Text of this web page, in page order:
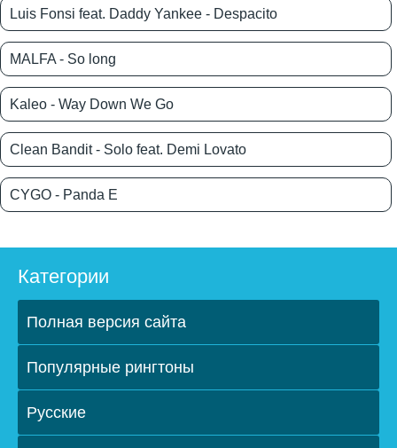
Luis Fonsi feat. Daddy Yankee - Despacito
MALFA - So long
Kaleo - Way Down We Go
Clean Bandit - Solo feat. Demi Lovato
CYGO - Panda E
Категории
Полная версия сайта
Популярные рингтоны
Русские